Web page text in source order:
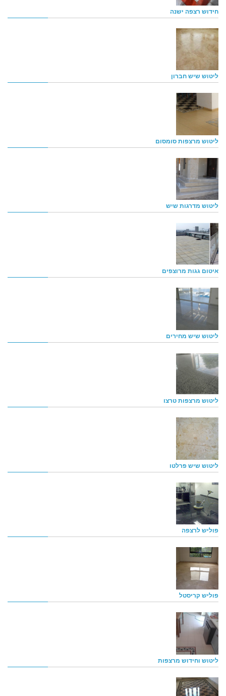
חידוש רצפה ישנה
ליטוש שיש חברון
ליטוש מרצפות סומסום
ליטוש מדרגות שיש
איטום גגות מרוצפים
ליטוש שיש מחירים
ליטוש מרצפות טרצו
ליטוש שיש פרלטו
פוליש לרצפה
פוליש קריסטל
ליטוש וחידוש מרצפות